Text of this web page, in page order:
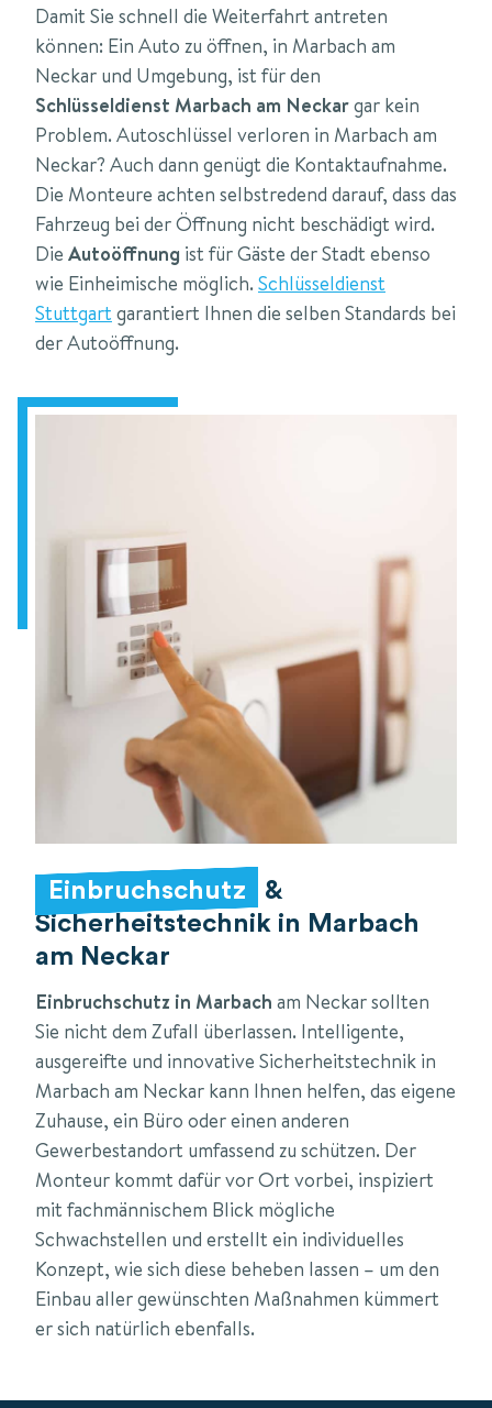
Damit Sie schnell die Weiterfahrt antreten
können: Ein Auto zu öffnen, in Marbach am
Neckar und Umgebung, ist für den
Schlüsseldienst Marbach am Neckargar kein
Problem. Autoschlüssel verloren in Marbach am
Neckar? Auch dann genügt die Kontaktaufnahme.
Die Monteure achten selbstredend darauf, dass das
Fahrzeug bei der Öffnung nicht beschädigt wird.
Die Autoöffnung ist für Gäste der Stadt ebenso
wie Einheimische möglich. Schlüsseldienst
Stuttgart garantiert Ihnen die selben Standards bei
der Autoöffnung.
Einbruchschutz
&
Sicherheitstechnik in Marbach
am Neckar
Einbruchschutz in Marbach am Neckar sollten
Sie nicht dem Zufall überlassen. Intelligente,
ausgereifte und innovative Sicherheitstechnik in
Marbach am Neckar kann Ihnen helfen, das eigene
Zuhause, ein Büro oder einen anderen
Gewerbestandort umfassend zu schützen. Der
Monteur kommt dafür vor Ort vorbei, inspiziert
mit fachmännischem Blick mögliche
Schwachstellen und erstellt ein individuelles
Konzept, wie sich diese beheben lassen – um den
Einbau aller gewünschten Maßnahmen kümmert
er sich natürlich ebenfalls.